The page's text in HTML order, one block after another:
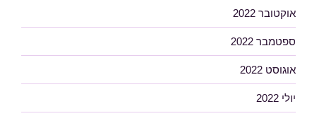
אוקטובר 2022
ספטמבר 2022
אוגוסט 2022
יולי 2022